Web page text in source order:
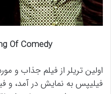
Of Comedy
اولین تریلر از فیلم جذاب و
فیلیپس به نمایش در آمد، و